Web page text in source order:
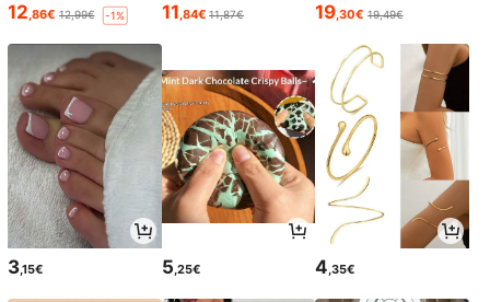
12,86€ 12,99€ -1% 11,84€ 11,87€ 19,30€ 19,49€
3,15€ 5 ,25€ 4 ,35€